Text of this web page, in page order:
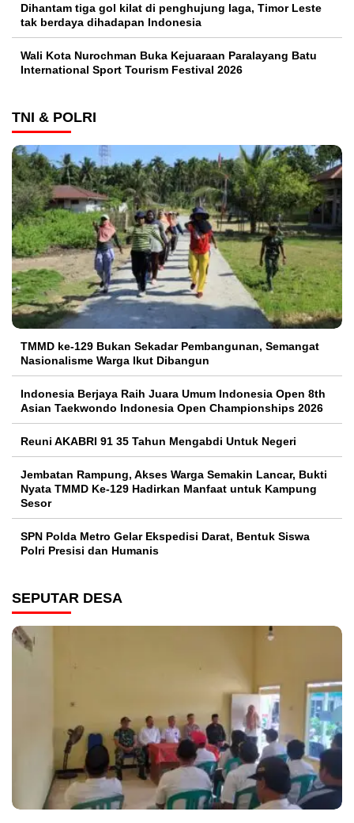
Dihantam tiga gol kilat di penghujung laga, Timor Leste
tak berdaya dihadapan Indonesia
Wali Kota Nurochman Buka Kejuaraan Paralayang Batu
International Sport Tourism Festival 2026
TNI & POLRI
TMMD ke-129 Bukan Sekadar Pembangunan, Semangat
Nasionalisme Warga Ikut Dibangun
Indonesia Berjaya Raih Juara Umum Indonesia Open 8th
Asian Taekwondo Indonesia Open Championships 2026
Reuni AKABRI 91 35 Tahun Mengabdi Untuk Negeri
Jembatan Rampung, Akses Warga Semakin Lancar, Bukti
Nyata TMMD Ke-129 Hadirkan Manfaat untuk Kampung
Sesor
SPN Polda Metro Gelar Ekspedisi Darat, Bentuk Siswa
Polri Presisi dan Humanis
SEPUTAR DESA